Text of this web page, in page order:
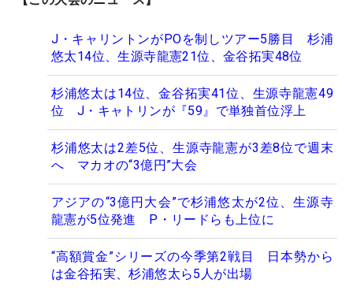
J・キャリントンがPOを制しツアー5勝目 杉浦
悠太14位、生源寺龍憲21位、金谷拓実48位
杉浦悠太は14位、金谷拓実41位、生源寺龍憲49
位 J・キャトリンが『59』で単独首位浮上
杉浦悠太は2差5位、生源寺龍憲が3差8位で週末
へ マカオの“3億円”大会
アジアの“3億円大会”で杉浦悠太が2位、生源寺
龍憲が5位発進 P・リードらも上位に
“高額賞金”シリーズの今季第2戦目 日本勢から
は金谷拓実、杉浦悠太ら5人が出場